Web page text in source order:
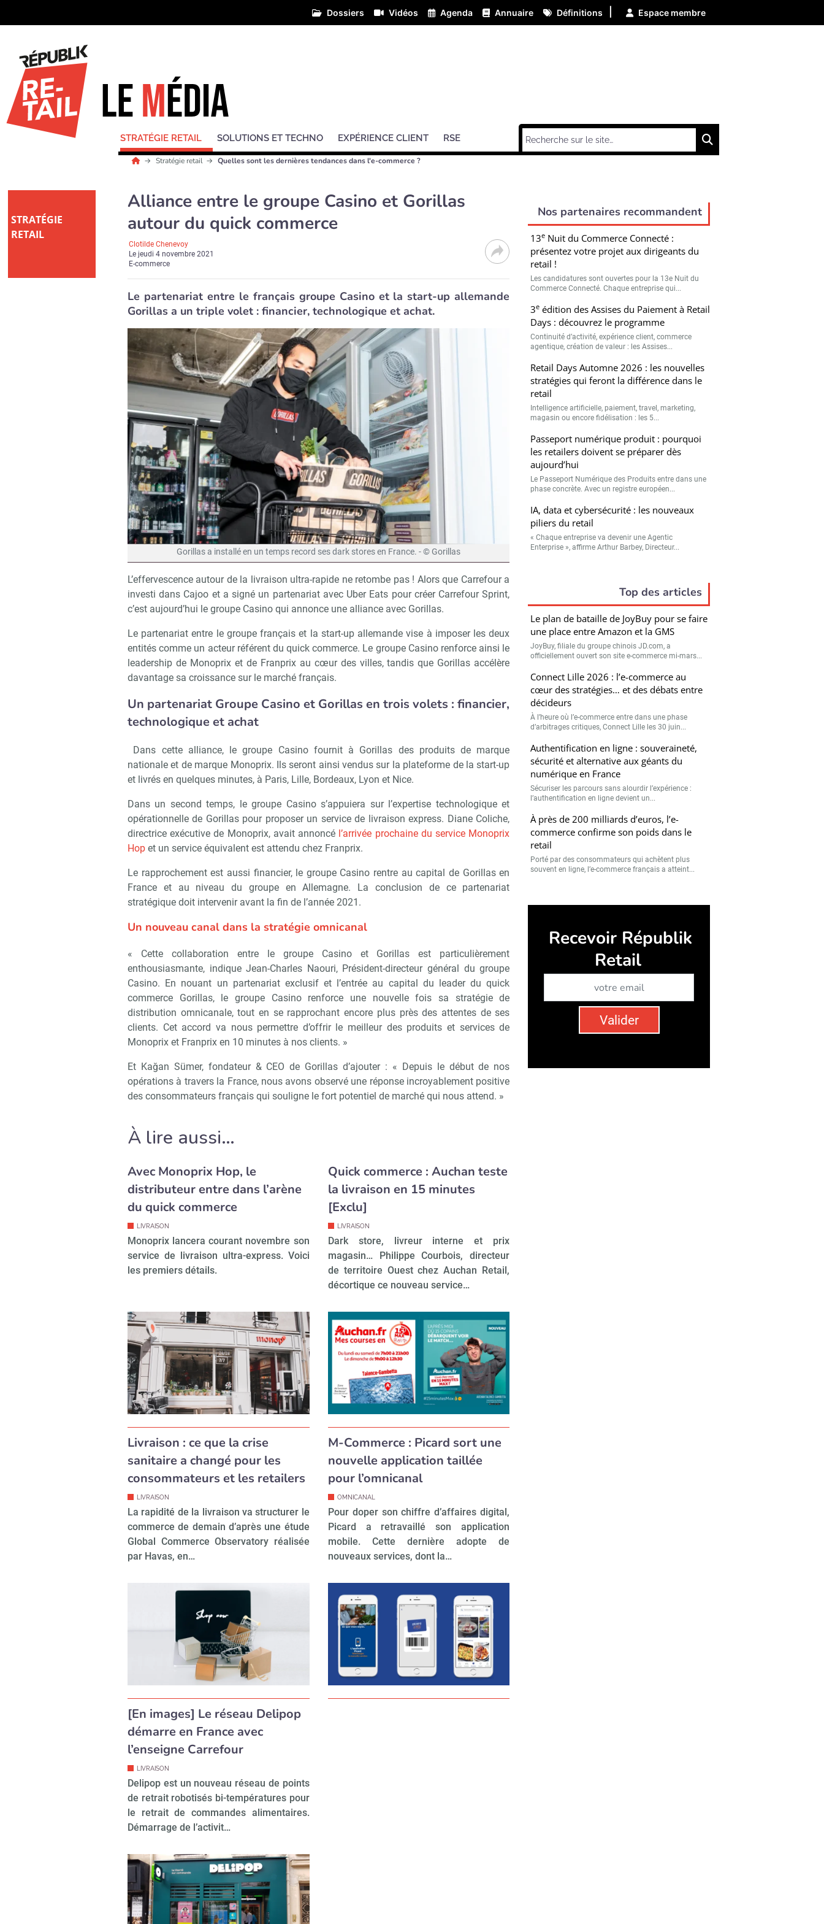
Dossiers Vidéos Agenda Annuaire Définitions Espace membre
STRATÉGIE RETAIL SOLUTIONS ET TECHNO EXPÉRIENCE CLIENT RSE
Stratégie retail Quelles sont les dernières tendances dans l'e-commerce ?
STRATÉGIE
RETAIL
Alliance entre le groupe Casino et Gorillas
autour du quick commerce
Clotilde Chenevoy
Lejeudi 4 novembre 2021
E-commerce
Le partenariat entre le français groupe Casino et la start-up allemande
Gorillas a un triple volet : financier, technologique et achat.
Gorillas a installé en un temps record ses dark stores en France. - © Gorillas
L’effervescence autour de la livraison ultra-rapide ne retombe pas ! Alors que Carrefour a
investi dans Cajoo et a signé un partenariat avec Uber Eats pour créer Carrefour Sprint,
c’est aujourd’hui le groupe Casino qui annonce une alliance avec Gorillas.
Le partenariat entre le groupe français et la start-up allemande vise à imposer les deux
entités comme un acteur référent du quick commerce. Le groupe Casino renforce ainsi le
leadership de Monoprix et de Franprix au cœur des villes, tandis que Gorillas accélère
davantage sa croissance sur le marché français.
Un partenariat Groupe Casino et Gorillas en trois volets : financier,
technologique et achat
Dans cette alliance, le groupe Casino fournit à Gorillas des produits de marque
nationale et de marque Monoprix. Ils seront ainsi vendus sur la plateforme de la start-up
et livrés en quelques minutes, à Paris, Lille, Bordeaux, Lyon et Nice.
Dans un second temps, le groupe Casino s’appuiera sur l’expertise technologique et
opérationnelle de Gorillas pour proposer un service de livraison express. Diane Coliche,
directrice exécutive de Monoprix, avait annoncé l’arrivée prochaine du service Monoprix
Hop et un service équivalent est attendu chez Franprix.
Le rapprochement est aussi financier, le groupe Casino rentre au capital de Gorillas en
France et au niveau du groupe en Allemagne. La conclusion de ce partenariat
stratégique doit intervenir avant la fin de l’année 2021.
Un nouveau canal dans la stratégie omnicanal
« Cette collaboration entre le groupe Casino et Gorillas est particulièrement
enthousiasmante, indique Jean-Charles Naouri, Président-directeur général du groupe
Casino. En nouant un partenariat exclusif et l’entrée au capital du leader du quick
commerce Gorillas, le groupe Casino renforce une nouvelle fois sa stratégie de
distribution omnicanale, tout en se rapprochant encore plus près des attentes de ses
clients. Cet accord va nous permettre d’offrir le meilleur des produits et services de
Monoprix et Franprix en 10 minutes à nos clients. »
Et Kağan Sümer, fondateur & CEO de Gorillas d’ajouter : « Depuis le début de nos
opérations à travers la France, nous avons observé une réponse incroyablement positive
des consommateurs français qui souligne le fort potentiel de marché qui nous attend. »
À lire aussi…
Avec Monoprix Hop, le
distributeur entre dans l’arène
du quick commerce
LIVRAISON
Monoprix lancera courant novembre son
service de livraison ultra-express. Voici
les premiers détails.
Quick commerce : Auchan teste
la livraison en 15 minutes
[Exclu]
LIVRAISON
Dark store, livreur interne et prix
magasin… Philippe Courbois, directeur
de territoire Ouest chez Auchan Retail,
décortique ce nouveau service…
Livraison : ce que la crise
sanitaire a changé pour les
consommateurs et les retailers
LIVRAISON
La rapidité de la livraison va structurer le
commerce de demain d’après une étude
Global Commerce Observatory réalisée
par Havas, en…
M-Commerce : Picard sort une
nouvelle application taillée
pour l’omnicanal
OMNICANAL
Pour doper son chiffre d’affaires digital,
Picard a retravaillé son application
mobile. Cette dernière adopte de
nouveaux services, dont la…
[En images] Le réseau Delipop
démarre en France avec
l’enseigne Carrefour
LIVRAISON
Delipop est un nouveau réseau de points
de retrait robotisés bi-températures pour
le retrait de commandes alimentaires.
Démarrage de l’activit…
Nos partenaires recommandent
13eNuit du Commerce Connecté :
présentez votre projet aux dirigeants du
retail !
Les candidatures sont ouvertes pour la 13e Nuit du
Commerce Connecté. Chaque entreprise qui...
3eédition des Assises du Paiement à Retail
Days : découvrez le programme
Continuité d’activité, expérience client, commerce
agentique, création de valeur : les Assises...
Retail Days Automne 2026 : les nouvelles
stratégies qui feront la différence dans le
retail
Intelligence artificielle, paiement, travel, marketing,
magasin ou encore fidélisation : les 5...
Passeport numérique produit : pourquoi
les retailers doivent se préparer dès
aujourd’hui
Le Passeport Numérique des Produits entre dans une
phase concrète. Avec un registre européen...
IA, data et cybersécurité : les nouveaux
piliers du retail
« Chaque entreprise va devenir une Agentic
Enterprise », affirme Arthur Barbey, Directeur...
Top des articles
Le plan de bataille de JoyBuy pour se faire
une place entre Amazon et la GMS
JoyBuy, filiale du groupe chinois JD.com, a
officiellement ouvert son site e-commerce mi-mars...
Connect Lille 2026 : l’e-commerce au
cœur des stratégies… et des débats entre
décideurs
À l’heure où l’e-commerce entre dans une phase
d’arbitrages critiques, Connect Lille les 30 juin...
Authentification en ligne : souveraineté,
sécurité et alternative aux géants du
numérique en France
Sécuriser les parcours sans alourdir l’expérience :
l’authentification en ligne devient un...
À près de 200 milliards d’euros, l’e-
commerce confirme son poids dans le
retail
Porté par des consommateurs qui achètent plus
souvent en ligne, l’e-commerce français a atteint...
Recevoir Républik Retail
Non merci, je reçois déjà ! Je déciderai plus tard